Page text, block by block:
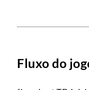
Fluxo do